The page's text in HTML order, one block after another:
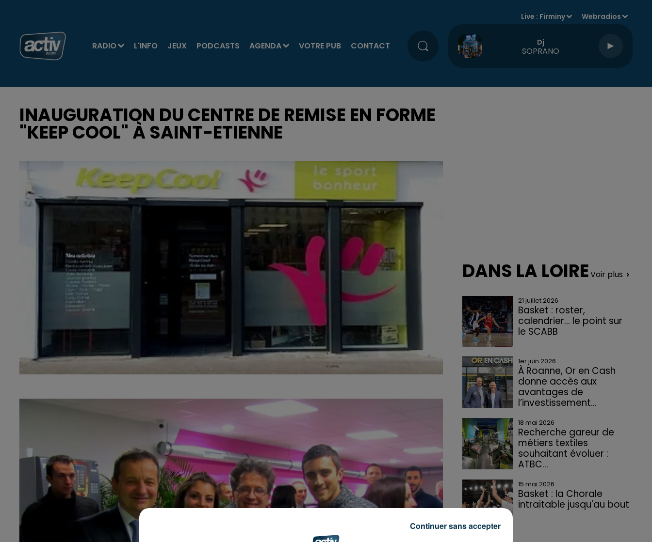
RADIO L'INFO JEUX PODCASTS AGENDA VOTRE PUB CONTACT
Live : Firminy Webradios
Dj
SOPRANO
INAUGURATION DU CENTRE DE REMISE EN FORME
"KEEP COOL" À SAINT-ETIENNE
DANS LA LOIREVoir plus
21 juillet 2026
Basket : roster,
calendrier... le point sur
le SCABB
1er juin 2026
À Roanne, Or en Cash
donne accès aux
avantages de
l’investissement...
18 mai 2026
Recherche gareur de
métiers textiles
souhaitant évoluer :
ATBC...
15 mai 2026
Basket : la Chorale
intraitable jusqu'au bout
Continuer sans accepter